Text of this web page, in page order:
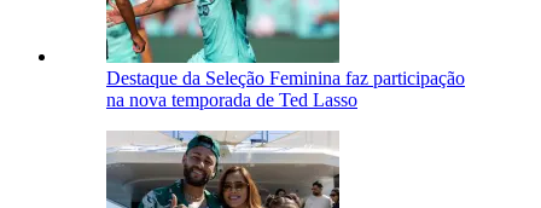
Destaque da Seleção Feminina faz participação
na nova temporada de Ted Lasso